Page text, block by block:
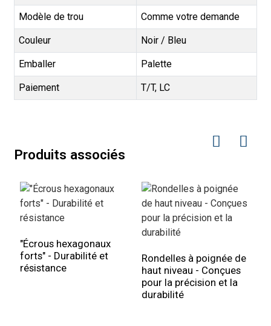
Modèle de trou Comme votre demande
Couleur Noir / Bleu
Emballer Palette
Paiement T/T, LC
Produits associés
"Écrous hexagonaux
forts" - Durabilité et
résistance
Rondelles à poignée de
haut niveau - Conçues
pour la précision et la
durabilité